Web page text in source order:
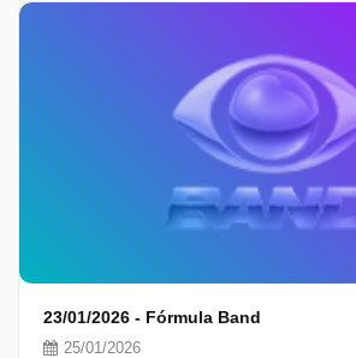
23/01/2026 - Fórmula Band
25/01/2026